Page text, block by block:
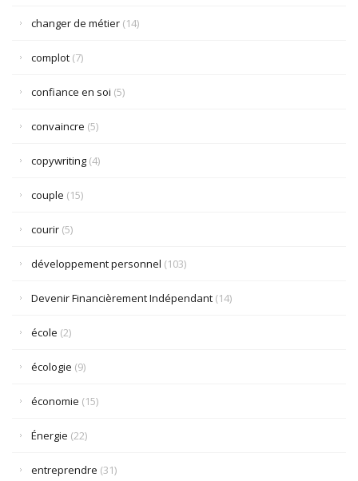
changer de métier (14)
complot (7)
confiance en soi (5)
convaincre (5)
copywriting (4)
couple (15)
courir (5)
développement personnel (103)
Devenir Financièrement Indépendant (14)
école (2)
écologie (9)
économie (15)
Énergie (22)
entreprendre (31)